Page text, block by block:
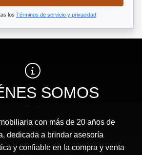
los Términos de servicio y privacidad
SOMOS
con más de 20 años de
dedicada a brindar asesoría
y confiable en la compra y venta